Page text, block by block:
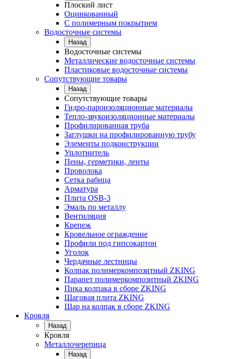
Плоский лист
Оцинкованный
С полимерным покрытием
Водосточные системы
Назад
Водосточные системы
Металлические водосточные системы
Пластиковые водосточные системы
Сопутствующие товары
Назад
Сопутствующие товары
Гидро-пароизоляционные материалы
Тепло-звукоизоляционные материалы
Профилированная труба
Заглушки на профилированную трубу
Элементы подконструкции
Уплотнитель
Пены, герметики, ленты
Проволока
Сетка рабица
Арматура
Плита OSB-3
Эмаль по металлу
Вентиляция
Крепеж
Кровельное ограждение
Профили под гипсокартон
Уголок
Чердачные лестницы
Колпак полимеркомпозитный ZKING
Парапет полимеркомпозитный ZKING
Пика колпака в сборе ZKING
Шаговая плита ZKING
Шар на колпак в сборе ZKING
Кровля
Назад
Кровля
Металлочерепица
Назад